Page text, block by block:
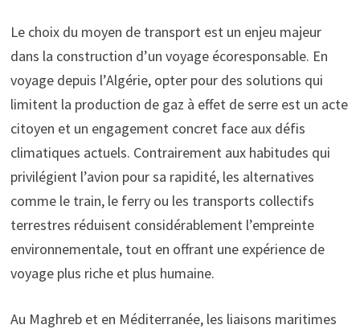
Le choix du moyen de transport est un enjeu majeur
dans la construction d’un voyage écoresponsable. En
voyage depuis l’Algérie, opter pour des solutions qui
limitent la production de gaz à effet de serre est un acte
citoyen et un engagement concret face aux défis
climatiques actuels. Contrairement aux habitudes qui
privilégient l’avion pour sa rapidité, les alternatives
comme le train, le ferry ou les transports collectifs
terrestres réduisent considérablement l’empreinte
environnementale, tout en offrant une expérience de
voyage plus riche et plus humaine.
Au Maghreb et en Méditerranée, les liaisons maritimes